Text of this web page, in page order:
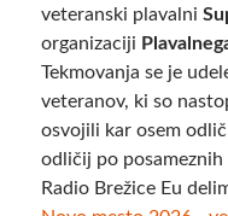
veteranski plavalni
organizaciji
Tekmovanja se je
veteranov, ki so
osvojili kar osem
odličij po
Radio Brežice Eu